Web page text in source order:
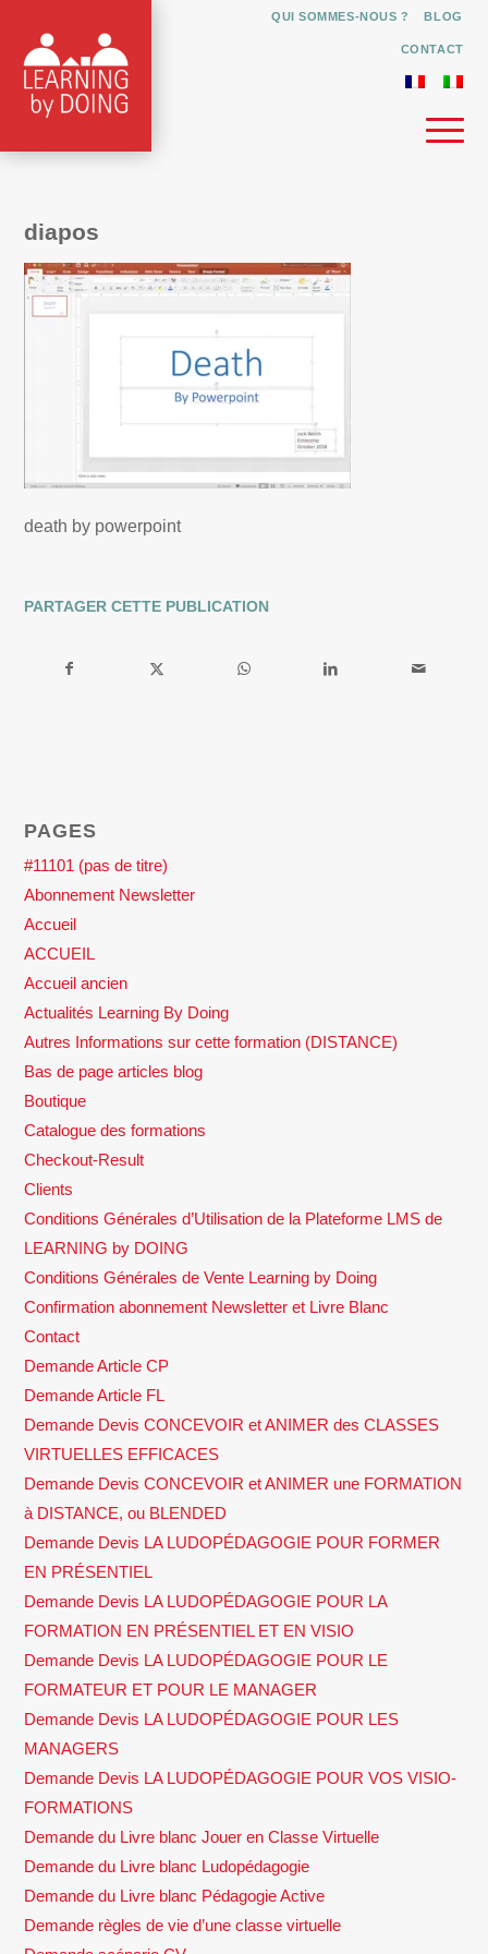
QUI SOMMES-NOUS ? BLOG
CONTACT
diapos
death by powerpoint
PARTAGER CETTE PUBLICATION
PAGES
#11101 (pas de titre)
Abonnement Newsletter
Accueil
ACCUEIL
Accueil ancien
Actualités Learning By Doing
Autres Informations sur cette formation (DISTANCE)
Bas de page articles blog
Boutique
Catalogue des formations
Checkout-Result
Clients
Conditions Générales d’Utilisation de la Plateforme LMS de
LEARNING by DOING
Conditions Générales de Vente Learning by Doing
Confirmation abonnement Newsletter et Livre Blanc
Contact
Demande Article CP
Demande Article FL
Demande Devis CONCEVOIR et ANIMER des CLASSES
VIRTUELLES EFFICACES
Demande Devis CONCEVOIR et ANIMER une FORMATION
à DISTANCE, ou BLENDED
Demande Devis LA LUDOPÉDAGOGIE POUR FORMER
EN PRÉSENTIEL
Demande Devis LA LUDOPÉDAGOGIE POUR LA
FORMATION EN PRÉSENTIEL ET EN VISIO
Demande Devis LA LUDOPÉDAGOGIE POUR LE
FORMATEUR ET POUR LE MANAGER
Demande Devis LA LUDOPÉDAGOGIE POUR LES
MANAGERS
Demande Devis LA LUDOPÉDAGOGIE POUR VOS VISIO-
FORMATIONS
Demande du Livre blanc Jouer en Classe Virtuelle
Demande du Livre blanc Ludopédagogie
Demande du Livre blanc Pédagogie Active
Demande règles de vie d’une classe virtuelle